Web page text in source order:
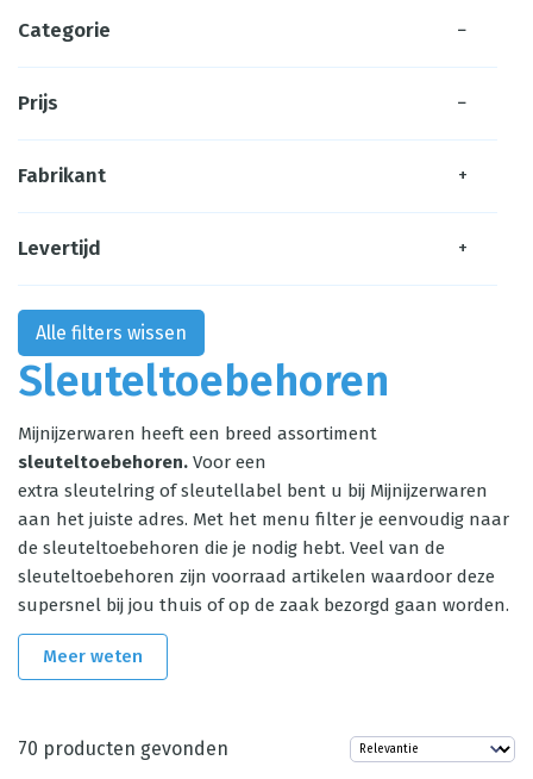
Sleuteltoebehoren
Mijnijzerwaren heeft een breed assortiment
sleuteltoebehoren. Voor een
extra sleutelring ofsleutellabel bent u bij Mijnijzerwaren
aan het juiste adres. Met het menu filter je eenvoudig naar
de sleuteltoebehoren die je nodig hebt. Veel van de
sleuteltoebehoren zijn voorraad artikelen waardoor deze
supersnel bij jou thuis of op de zaak bezorgd gaan worden.
Meer weten
70 producten gevonden
Categorie −
Prijs −
Fabrikant +
Levertijd +
Alle filters wissen